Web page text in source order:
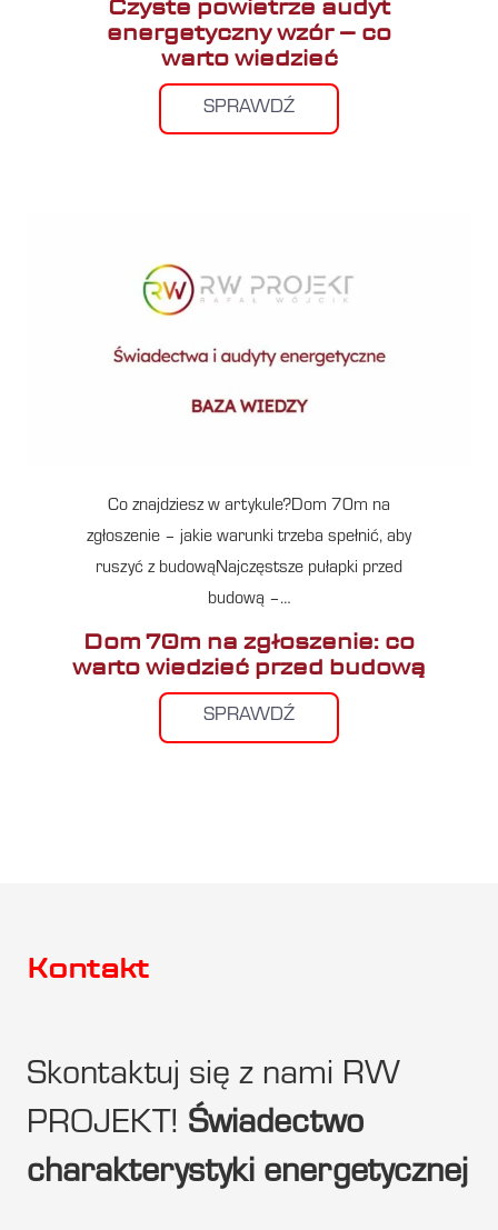
Czyste powietrze audyt
energetyczny wzór – co
warto wiedzieć
SPRAWDŹ
Co znajdziesz w artykule?Dom 70m na
zgłoszenie – jakie warunki trzeba spełnić, aby
ruszyć z budowąNajczęstsze pułapki przed
budową –…
Dom 70m na zgłoszenie: co
warto wiedzieć przed budową
SPRAWDŹ
Kontakt
Skontaktuj się z nami RW
PROJEKT! Świadectwo
charakterystyki energetycznej